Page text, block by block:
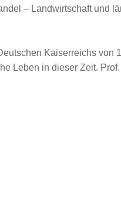
– Landwirtschaft und
Kaiserreichs von
Leben in dieser Zeit.